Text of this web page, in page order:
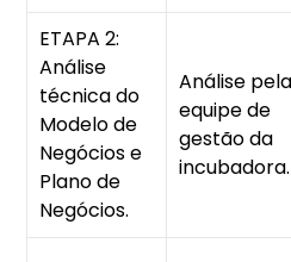
ETAPA 2:
Análise
técnica do
Modelo de
Negócios e
Plano de
Negócios.
Análise pela
equipe de
gestão da
incubadora.